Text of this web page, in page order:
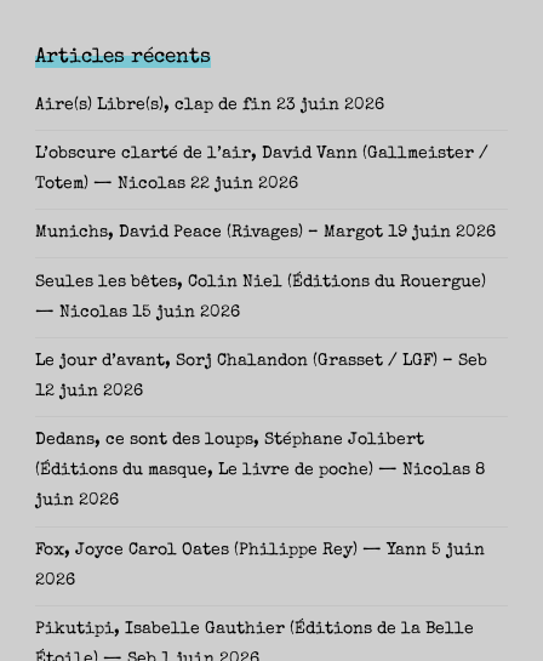
Articles récents
Aire(s) Libre(s), clap de fin 23 juin 2026
L’obscure clarté de l’air, David Vann (Gallmeister /
Totem) — Nicolas 22 juin 2026
Munichs, David Peace (Rivages) – Margot 19 juin 2026
Seules les bêtes, Colin Niel (Éditions du Rouergue)
— Nicolas 15 juin 2026
Le jour d’avant, Sorj Chalandon (Grasset / LGF) – Seb
12 juin 2026
Dedans, ce sont des loups, Stéphane Jolibert
(Éditions du masque, Le livre de poche) — Nicolas 8
juin 2026
Fox, Joyce Carol Oates (Philippe Rey) — Yann 5 juin
2026
Pikutipi, Isabelle Gauthier (Éditions de la Belle